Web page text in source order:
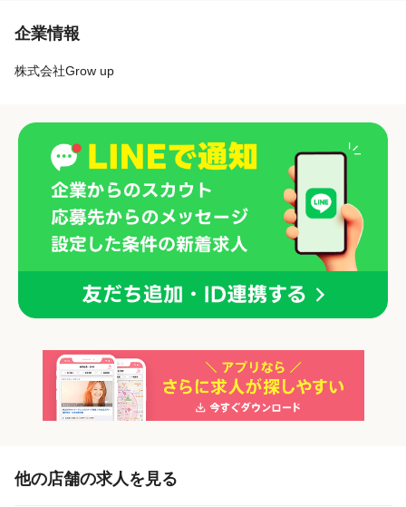
企業情報
株式会社Grow up
「正社員」を募集している店舗
他の店舗の求人を見る